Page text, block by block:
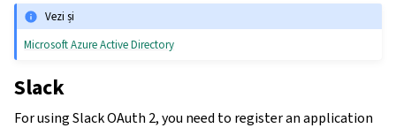
Vezi și
Microsoft Azure Active Directory
Slack
For using Slack OAuth 2, you need to register an application